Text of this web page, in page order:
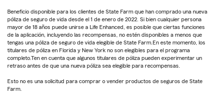
Beneficio disponible para los clientes de State Farm que han comprado una nueva
póliza de seguro de vida desde el 1 de enero de 2022. Si bien cualquier persona
mayor de 18 años puede unirse a Life Enhanced, es posible que ciertas funciones
de la aplicación, incluyendo las recompensas, no estén disponibles a menos que
tengas una póliza de seguro de vida elegible de State Farm.En este momento, los
titulares de póliza en Florida y New York no son elegibles para el programa
completo.Ten en cuenta que algunos titulares de póliza pueden experimentar un
retraso antes de que una nueva póliza sea elegible para recompensas.
Esto no es una solicitud para comprar o vender productos de seguros de State
Farm.